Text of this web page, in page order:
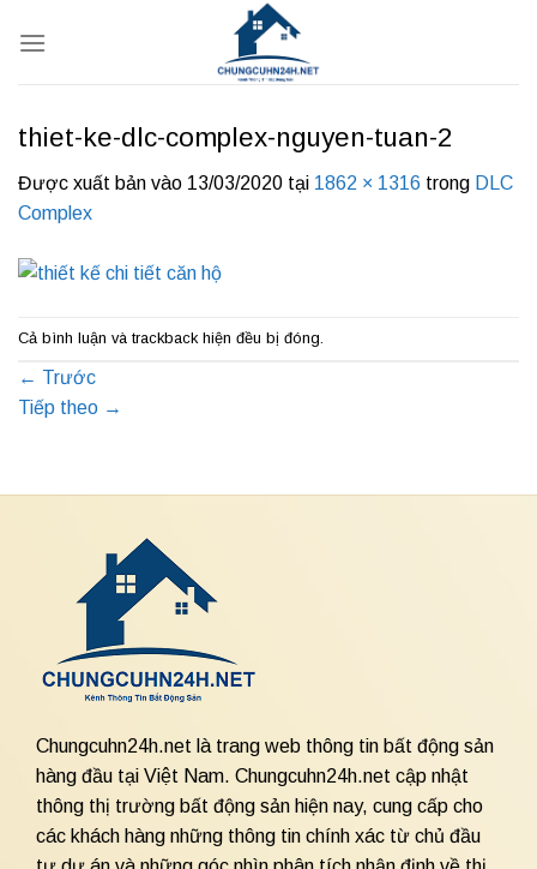
qua
thiet-ke-dlc-complex-nguyen-tuan-2
Được xuất bản vào 13/03/2020 tại 1862 × 1316 trong DLC
Complex
Cả bình luận và trackback hiện đều bị đóng.
← Trước
Tiếp theo →
Chungcuhn24h.net là trang web thông tin bất động sản
hàng đầu tại Việt Nam. Chungcuhn24h.net cập nhật
thông thị trường bất động sản hiện nay, cung cấp cho
các khách hàng những thông tin chính xác từ chủ đầu